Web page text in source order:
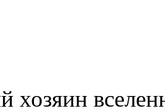
хозяин